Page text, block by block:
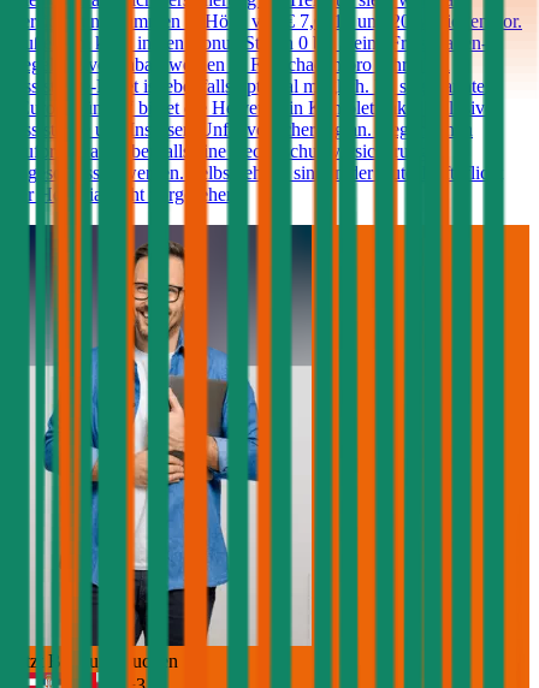
Versicherungssummen in Höhe von € 7,6, 10 und 20 Millionen vor.
Außerdem kann in den Bonus-Stufen 0 bis 7 eine Freischaden-
Regelung vereinbart werden (1 Freischaden pro Jahr). Ein
Assistance-Paket ist ebenfalls optional möglich. Im sogenannten
„Europabündel“ bietet die Helvetia ein Komplettpaket inklusive
Assistance und Insassen-Unfallversicherung an. Gegen einen
Aufpreis kann ebenfalls eine Rechtsschutzversicherung
abgeschlossen werden. Selbstbehalte sind in der Auto-Haftpflicht
der Helvetia nicht vorgesehen.
Jetzt Beratung buchen